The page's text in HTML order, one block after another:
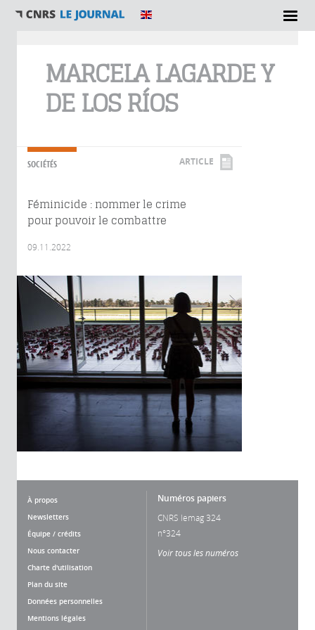
MARCELA LAGARDE Y
DE LOS RÍOS
SOCIÉTÉS ARTICLE
Féminicide : nommer le crime
pour pouvoir le combattre
09.11.2022
À propos
Newsletters
Équipe / crédits
Nous contacter
Charte d'utilisation
Plan du site
Données personnelles
Mentions légales
Numéros papiers
CNRS lemag 324
n°324
Voir tous les numéros